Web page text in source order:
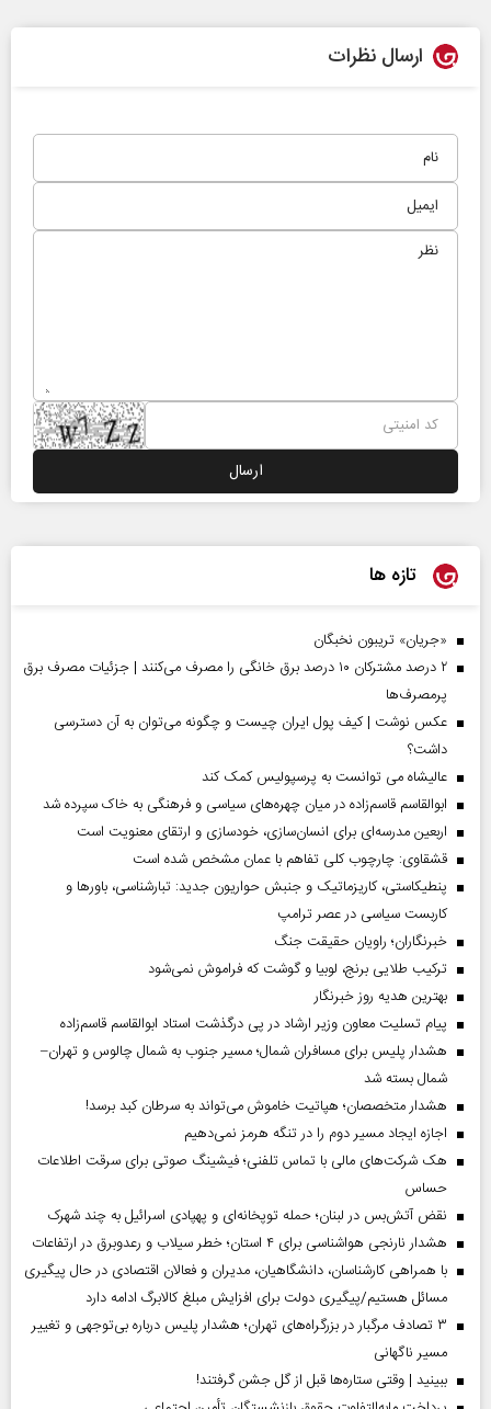
ارسال نظرات
تازه ها
«جریان» تریبون نخبگان
۲ درصد مشترکان ۱۰ درصد برق خانگی را مصرف می‌کنند | جزئیات مصرف برق
پرمصرف‌ها
عکس نوشت | کیف پول ایران چیست و چگونه می‌توان به آن دسترسی
داشت؟
عالیشاه می توانست به پرسپولیس کمک کند
ابوالقاسم قاسم‌زاده در میان چهره‌های سیاسی و فرهنگی به خاک سپرده شد
اربعین مدرسه‌ای برای انسان‌سازی، خودسازی و ارتقای معنویت است
قشقاوی: چارچوب کلی تفاهم با عمان مشخص شده است
پنطیکاستی، کاریزماتیک و جنبش حواریون جدید: تبارشناسی، باور‌ها و
کاربست سیاسی در عصر ترامپ
خبرنگاران؛ راویان حقیقت جنگ
ترکیب طلایی برنج، لوبیا و گوشت که فراموش نمی‌شود
بهترین هدیه روز خبرنگار
پیام تسلیت معاون وزیر ارشاد در پی درگذشت استاد ابوالقاسم قاسم‌زاده
هشدار پلیس برای مسافران شمال؛ مسیر جنوب به شمال چالوس و تهران–
شمال بسته شد
هشدار متخصصان؛ هپاتیت خاموش می‌تواند به سرطان کبد برسد!
اجازه ایجاد مسیر دوم را در تنگه هرمز نمی‌دهیم
هک شرکت‌های مالی با تماس تلفنی؛ فیشینگ صوتی برای سرقت اطلاعات
حساس
نقض آتش‌بس در لبنان؛ حمله توپخانه‌ای و پهپادی اسرائیل به چند شهرک
هشدار نارنجی هواشناسی برای ۴ استان؛ خطر سیلاب و رعدوبرق در ارتفاعات
با همراهی کارشناسان، دانشگاهیان، مدیران و فعالان اقتصادی در حال پیگیری
مسائل هستیم/پیگیری دولت برای افزایش مبلغ کالابرگ ادامه دارد
۳ تصادف مرگبار در بزرگراه‌های تهران؛ هشدار پلیس درباره بی‌توجهی و تغییر
مسیر ناگهانی
ببینید | وقتی ستاره‌ها قبل از گل جشن گرفتند!